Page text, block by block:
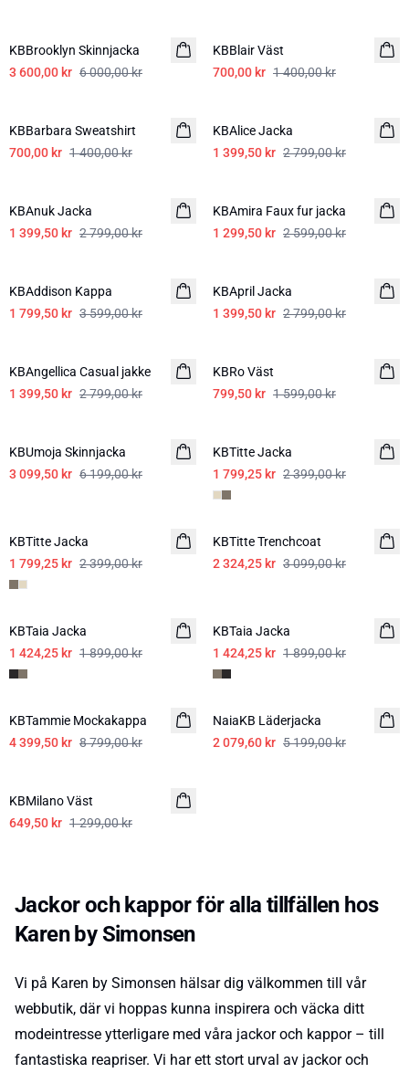
KBBrooklyn Skinnjacka
3 600,00 kr 6 000,00 kr
KBBlair Väst
700,00 kr 1 400,00 kr
KBBarbara Sweatshirt
700,00 kr 1 400,00 kr
KBAlice Jacka
1 399,50 kr 2 799,00 kr
KBAnuk Jacka
1 399,50 kr 2 799,00 kr
KBAmira Faux fur jacka
1 299,50 kr 2 599,00 kr
KBAddison Kappa
1 799,50 kr 3 599,00 kr
KBApril Jacka
1 399,50 kr 2 799,00 kr
KBAngellica Casual jakke
1 399,50 kr 2 799,00 kr
KBRo Väst
799,50 kr 1 599,00 kr
KBUmoja Skinnjacka
3 099,50 kr 6 199,00 kr
KBTitte Jacka
1 799,25 kr 2 399,00 kr
KBTitte Jacka
1 799,25 kr 2 399,00 kr
SALE
KBTitte Trenchcoat
2 324,25 kr 3 099,00 kr
SALE
KBTaia Jacka
1 424,25 kr 1 899,00 kr
KBTaia Jacka
1 424,25 kr 1 899,00 kr
-50%
KBTammie Mockakappa
4 399,50 kr 8 799,00 kr
-60%
NaiaKB Läderjacka
2 079,60 kr 5 199,00 kr
KBMilano Väst
649,50 kr 1 299,00 kr
Jackor och kappor för alla tillfällen hos
Karen by Simonsen
Vi på Karen by Simonsen hälsar dig välkommen till vår
webbutik, där vi hoppas kunna inspirera och väcka ditt
modeintresse ytterligare med våra jackor och kappor – till
fantastiska reapriser. Vi har ett stort urval av jackor och